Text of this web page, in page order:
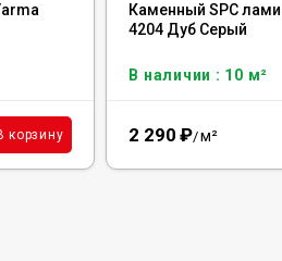
корзину
Каменный SPC
4204 Дуб Серый
В наличии : 10 м²
2 290 ₽/м²